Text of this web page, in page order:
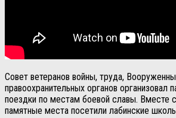
Совет ветеранов войны, труда,
правоохранительных органов организовал
поездки по местам боевой славы. Вместе
памятные места посетили лабинские